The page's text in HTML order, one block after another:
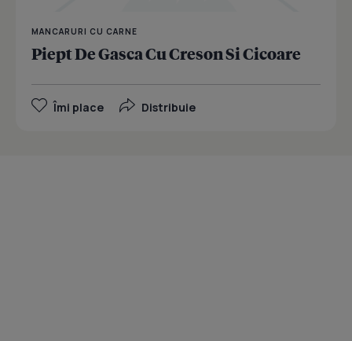
MANCARURI CU CARNE
Piept De Gasca Cu Creson Si Cicoare
Îmi place Distribuie